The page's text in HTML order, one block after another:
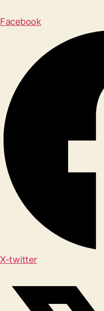
Facebook
X-twitter